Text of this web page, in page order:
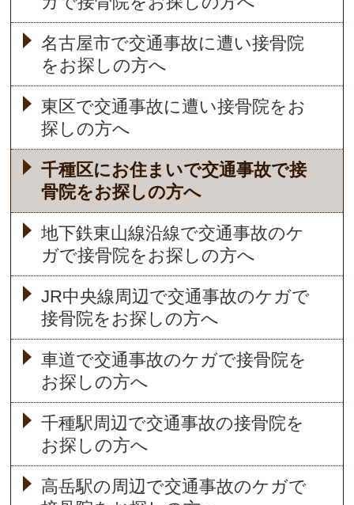
名古屋市で交通事故に遭い接骨院
をお探しの方へ
東区で交通事故に遭い接骨院をお
探しの方へ
千種区にお住まいで交通事故で接
骨院をお探しの方へ
地下鉄東山線沿線で交通事故のケ
ガで接骨院をお探しの方へ
JR中央線周辺で交通事故のケガで
接骨院をお探しの方へ
車道で交通事故のケガで接骨院を
お探しの方へ
千種駅周辺で交通事故の接骨院を
お探しの方へ
高岳駅の周辺で交通事故のケガで